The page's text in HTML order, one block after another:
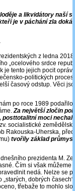
a likvidátory naší
je v páchání zla
z ledna 2018
„ocelového srdce
je tento jejich pocit
politických
časový odstup. Věci
po roce 1989
Za největší zločin
posttotalitní moci
socialistické
Rakouska-Uherska,
tvořily základ
prezidenta M.
Čím si však můžeme
nedá. Nelze se
dobrých
třebaže to mohlo